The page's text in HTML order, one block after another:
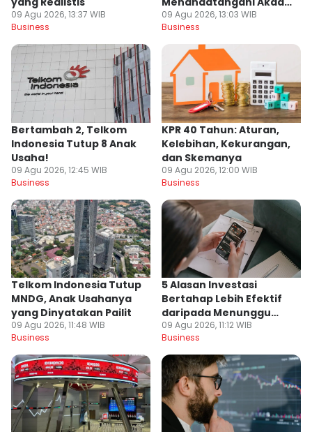
09 Agu 2026, 13:37 WIB
Business
Kredit agar Aman
09 Agu 2026, 13:03 WIB
Business
Bertambah 2, Telkom
Indonesia Tutup 8 Anak
Usaha!
09 Agu 2026, 12:45 WIB
Business
KPR 40 Tahun: Aturan,
Kelebihan, Kekurangan,
dan Skemanya
09 Agu 2026, 12:00 WIB
Business
Telkom Indonesia Tutup
MNDG, Anak Usahanya
yang Dinyatakan Pailit
09 Agu 2026, 11:48 WIB
Business
5 Alasan Investasi
Bertahap Lebih Efektif
daripada Menunggu
Momen Tepat
09 Agu 2026, 11:12 WIB
Business